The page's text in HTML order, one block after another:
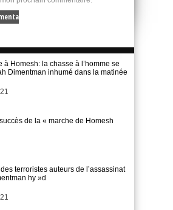
à Homesh: la chasse à l’homme se
Dimentman inhumé dans la matinée
de la « marche de Homesh
terroristes auteurs de l’assassinat
hy »d